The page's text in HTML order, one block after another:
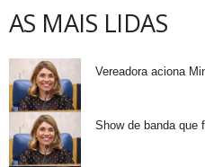
AS MAIS LIDAS
Vereadora aciona
Show de banda que